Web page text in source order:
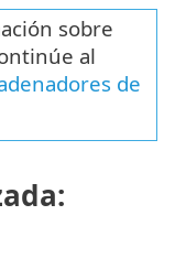
sobre
al
de